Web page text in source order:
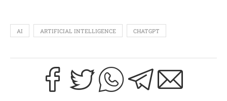
AI ARTIFICIAL INTELLIGENCE CHATGPT